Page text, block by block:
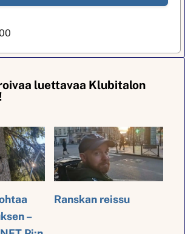
luettavaa Klubitalon
–
Ranskan reissu